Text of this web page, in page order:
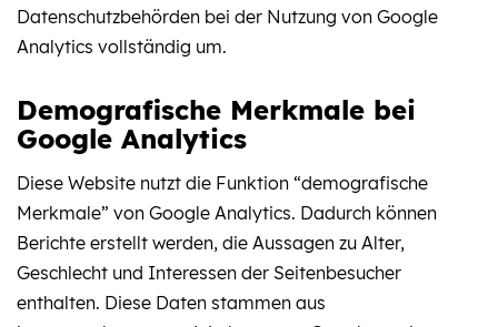
Datenschutzbehörden bei der Nutzung von Google
Analytics vollständig um.
Demografische Merkmale bei
Google Analytics
Diese Website nutzt die Funktion “demografische
Merkmale” von Google Analytics. Dadurch können
Berichte erstellt werden, die Aussagen zu Alter,
Geschlecht und Interessen der Seitenbesucher
enthalten. Diese Daten stammen aus